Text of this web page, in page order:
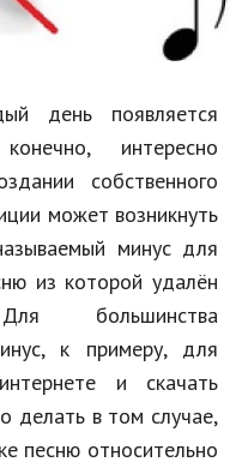
день появляется
интересно
собственного
может возникнуть
минус для
из которой удалён
большинства
к примеру, для
и скачать
делать в том случае,
песню относительно